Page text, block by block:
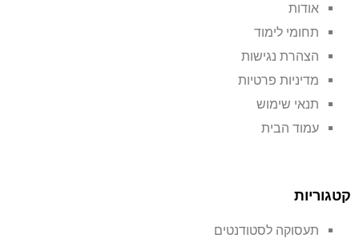
אודות
תחומי לימוד
הצהרת נגישות
מדיניות פרטיות
תנאי שימוש
עמוד הבית
קטגוריות
תעסוקה לסטודנטים